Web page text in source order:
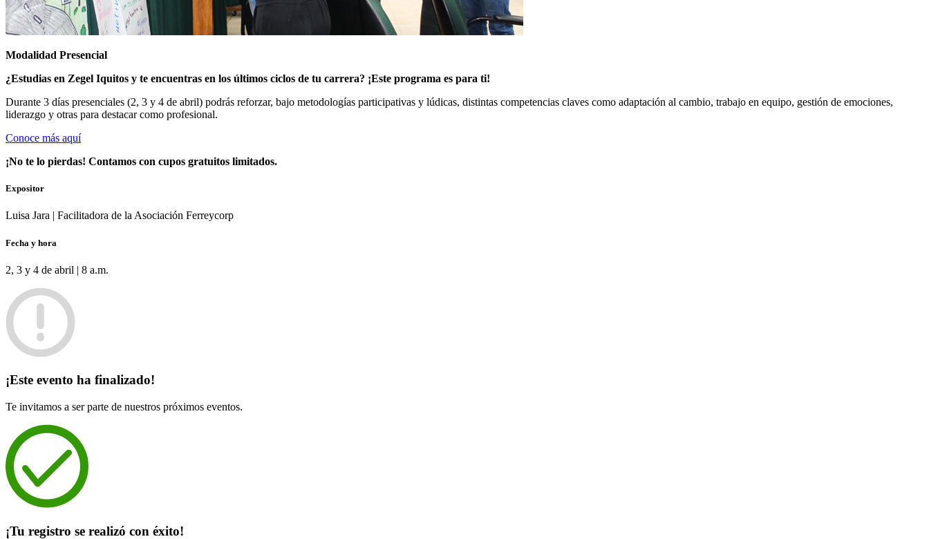
Modalidad Presencial
¿Estudias en Zegel Iquitos y te encuentras en los últimos ciclos de tu carrera? ¡Este programa es para ti!
Durante 3 días presenciales (2, 3 y 4 de abril) podrás reforzar, bajo metodologías participativas y lúdicas, distintas competencias claves como adaptación al cambio, trabajo en equipo, gestión de emociones,
liderazgo y otras para destacar como profesional.
Conoce más aquí
¡No te lo pierdas! Contamos con cupos gratuitos limitados.
Expositor
Luisa Jara | Facilitadora de la Asociación Ferreycorp
Fecha y hora
2, 3 y 4 de abril | 8 a.m.
¡Este evento ha finalizado!
Te invitamos a ser parte de nuestros próximos eventos.
¡Tu registro se realizó con éxito!